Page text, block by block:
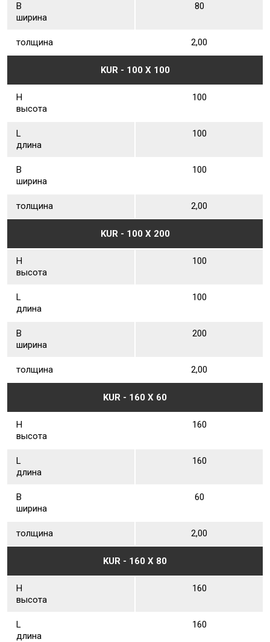
В
ширина
80
толщина 2,00
KUR - 100 Х 100
Н
высота
100
L
длина
100
В
ширина
100
толщина 2,00
KUR - 100 Х 200
Н
высота
100
L
длина
100
В
ширина
200
толщина 2,00
KUR - 160 Х 60
Н
высота
160
L
длина
160
В
ширина
60
толщина 2,00
KUR - 160 Х 80
Н
высота
160
L
длина
160